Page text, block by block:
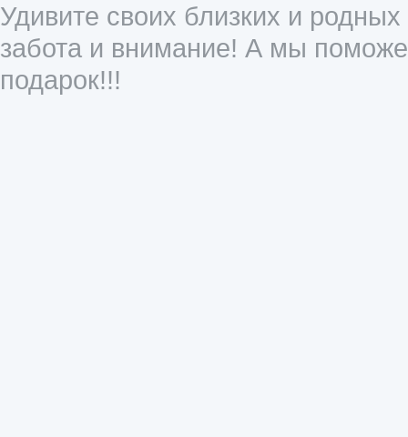
Удивите своих близких и
забота и внимание! А мы
подарок!!!